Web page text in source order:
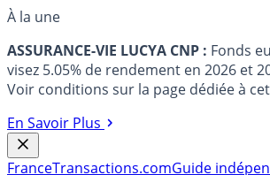
À la une
ASSURANCE-VIE LUCYA CNP : Fonds
visez 5.05% de rendement en 2026 et
Voir conditions sur la page dédiée à
En Savoir Plus
FranceTransactions.comGuide